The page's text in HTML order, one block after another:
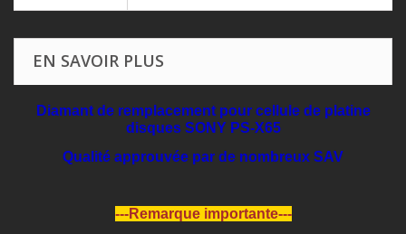
EN SAVOIR PLUS
Diamant de remplacement pour cellule de platine
disques SONY PS-X65
Qualité approuvée par de nombreux SAV
---Remarque importante---